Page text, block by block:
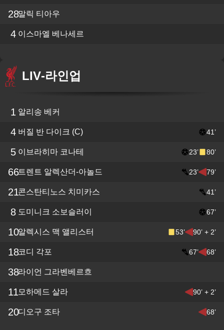
28말릭 티아우
4 이스마엘 베나세르
LIV-라인업
1 알리송 베커
4 버질 반 다이크 (C) 41’
5 이브라히마 코나테 23’ 80’
66트렌트 알렉산더-아놀드 23’ 79’
21콘스탄티노스 치미카스 41’
8 도미니크 소보슬러이 67’
10알렉시스 맥 앨리스터 53’ 90’ + 2’
18코디 각포 67’ 68’
38라이언 그라벤베르흐
11모하메드 살라 90’ + 2’
20디오구 조타 68’